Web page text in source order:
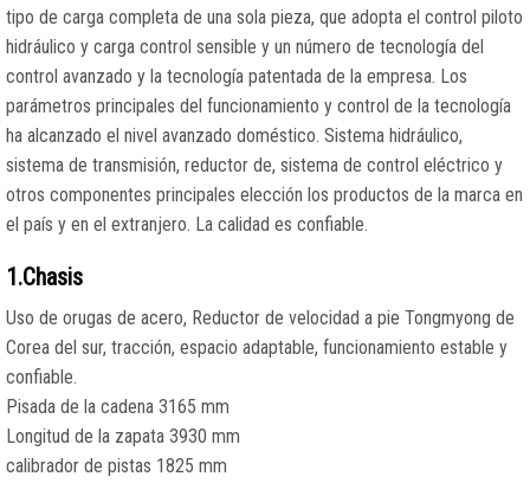
tipo de carga completa de una sola pieza, que adopta el control piloto
hidráulico y carga control sensible y un número de tecnología del
control avanzado y la tecnología patentada de la empresa. Los
parámetros principales del funcionamiento y control de la tecnología
ha alcanzado el nivel avanzado doméstico. Sistema hidráulico,
sistema de transmisión, reductor de, sistema de control eléctrico y
otros componentes principales elección los productos de la marca en
el país y en el extranjero. La calidad es confiable.
1.Chasis
Uso de orugas de acero, Reductor de velocidad a pie Tongmyong de
Corea del sur, tracción, espacio adaptable, funcionamiento estable y
confiable.
Pisada de la cadena 3165 mm
Longitud de la zapata 3930 mm
calibrador de pistas 1825 mm